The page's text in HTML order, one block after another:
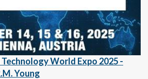
World Expo 2025 -
Young